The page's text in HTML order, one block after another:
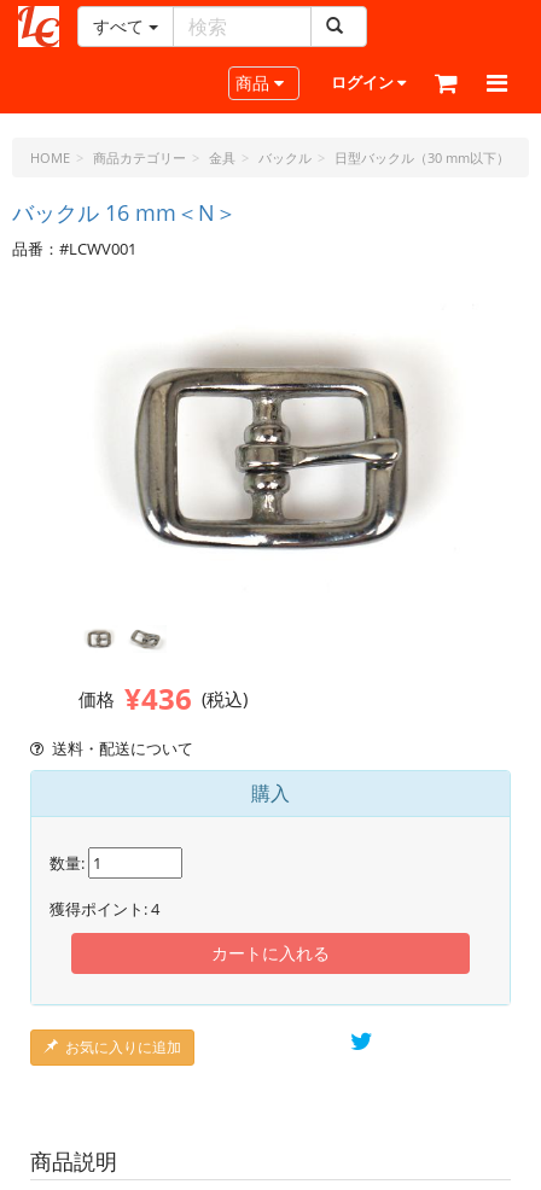
ー
ラ
ト・
ド
ッ
すべて
Toggle navigation
商品 ログイン
HOME 商品カテゴリー 金具 バックル 日型バックル（30 mm以下）
バックル 16 mm＜N＞
品番：#LCWV001
価格 ¥436 (税込)
送料・配送について
購入
数量:
獲得ポイント:4
カートに入れる
お気に入りに追加
商品説明